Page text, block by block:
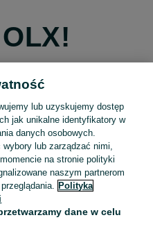
Facebooka
konto Apple
konto Google
lub uzyskujemy dostęp
jak unikalne identyfikatory w
danych osobowych.
lub zarządzać nimi,
na stronie polityki
naszym partnerom
Polityka
dane w celu